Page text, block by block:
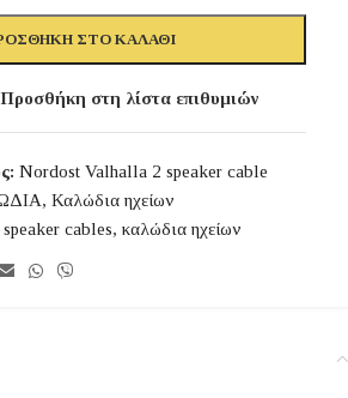
ΣΤΟ ΚΑΛΆΘΙ
Προσθήκη στη λίστα επιθυμιών
Nordost Valhalla 2 speaker cable
, Καλώδια ηχείων
speaker cables, καλώδια ηχείων